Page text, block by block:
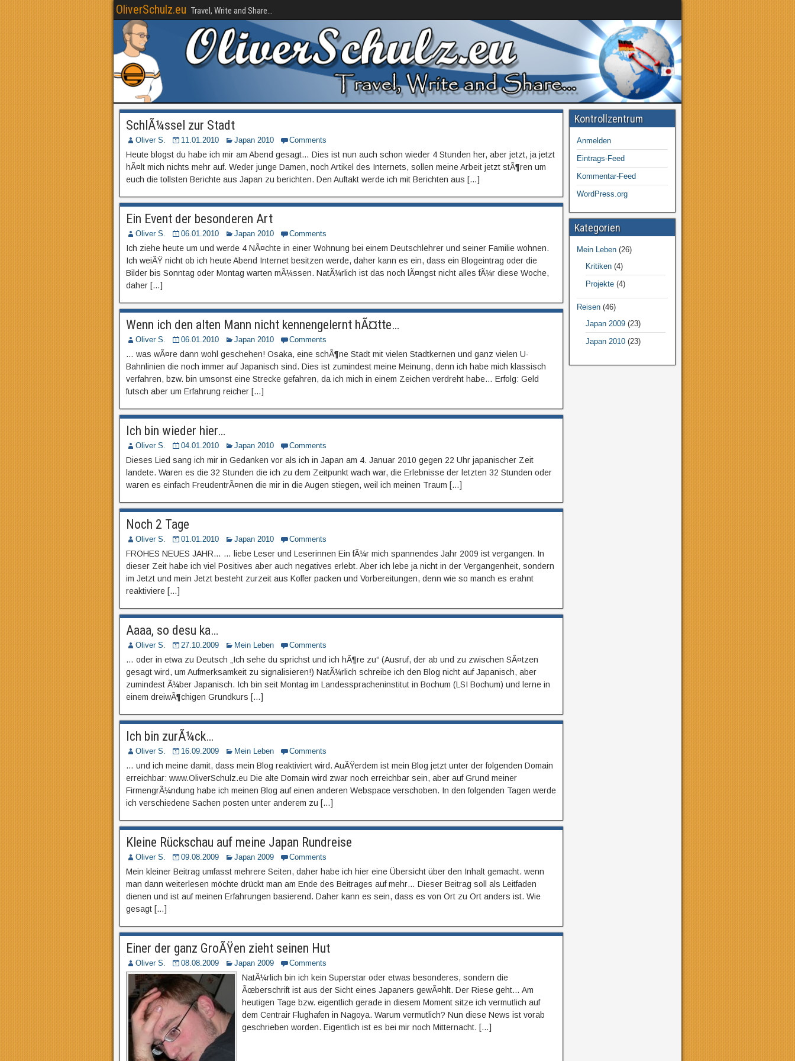
OliverSchulz.eu Travel, Write and Share...
SchlÃ¼ssel zur Stadt
Oliver S. 11.01.2010 Japan 2010 Comments
Heute blogst du habe ich mir am Abend gesagt… Dies ist nun auch schon wieder 4 Stunden her, aber jetzt, ja jetzt
hÃ¤lt mich nichts mehr auf. Weder junge Damen, noch Artikel des Internets, sollen meine Arbeit jetzt stÃ¶ren um
euch die tollsten Berichte aus Japan zu berichten. Den Auftakt werde ich mit Berichten aus […]
Ein Event der besonderen Art
Oliver S. 06.01.2010 Japan 2010 Comments
Ich ziehe heute um und werde 4 NÃ¤chte in einer Wohnung bei einem Deutschlehrer und seiner Familie wohnen.
Ich weiÃŸ nicht ob ich heute Abend Internet besitzen werde, daher kann es ein, dass ein Blogeintrag oder die
Bilder bis Sonntag oder Montag warten mÃ¼ssen. NatÃ¼rlich ist das noch lÃ¤ngst nicht alles fÃ¼r diese Woche,
daher […]
Wenn ich den alten Mann nicht kennengelernt hÃ¤tte…
Oliver S. 06.01.2010 Japan 2010 Comments
… was wÃ¤re dann wohl geschehen! Osaka, eine schÃ¶ne Stadt mit vielen Stadtkernen und ganz vielen U-
Bahnlinien die noch immer auf Japanisch sind. Dies ist zumindest meine Meinung, denn ich habe mich klassisch
verfahren, bzw. bin umsonst eine Strecke gefahren, da ich mich in einem Zeichen verdreht habe… Erfolg: Geld
futsch aber um Erfahrung reicher […]
Ich bin wieder hier…
Oliver S. 04.01.2010 Japan 2010 Comments
Dieses Lied sang ich mir in Gedanken vor als ich in Japan am 4. Januar 2010 gegen 22 Uhr japanischer Zeit
landete. Waren es die 32 Stunden die ich zu dem Zeitpunkt wach war, die Erlebnisse der letzten 32 Stunden oder
waren es einfach FreudentrÃ¤nen die mir in die Augen stiegen, weil ich meinen Traum […]
Noch 2 Tage
Oliver S. 01.01.2010 Japan 2010 Comments
FROHES NEUES JAHR… … liebe Leser und Leserinnen Ein fÃ¼r mich spannendes Jahr 2009 ist vergangen. In
dieser Zeit habe ich viel Positives aber auch negatives erlebt. Aber ich lebe ja nicht in der Vergangenheit, sondern
im Jetzt und mein Jetzt besteht zurzeit aus Koffer packen und Vorbereitungen, denn wie so manch es erahnt
reaktiviere […]
Aaaa, so desu ka…
Oliver S. 27.10.2009 Mein Leben Comments
… oder in etwa zu Deutsch „Ich sehe du sprichst und ich hÃ¶re zu“ (Ausruf, der ab und zu zwischen SÃ¤tzen
gesagt wird, um Aufmerksamkeit zu signalisieren!) NatÃ¼rlich schreibe ich den Blog nicht auf Japanisch, aber
zumindest Ã¼ber Japanisch. Ich bin seit Montag im Landesspracheninstitut in Bochum (LSI Bochum) und lerne in
einem dreiwÃ¶chigen Grundkurs […]
Ich bin zurÃ¼ck…
Oliver S. 16.09.2009 Mein Leben Comments
… und ich meine damit, dass mein Blog reaktiviert wird. AuÃŸerdem ist mein Blog jetzt unter der folgenden Domain
erreichbar: www.OliverSchulz.eu Die alte Domain wird zwar noch erreichbar sein, aber auf Grund meiner
FirmengrÃ¼ndung habe ich meinen Blog auf einen anderen Webspace verschoben. In den folgenden Tagen werde
ich verschiedene Sachen posten unter anderem zu […]
Kleine Rückschau auf meine Japan Rundreise
Oliver S. 09.08.2009 Japan 2009 Comments
Mein kleiner Beitrag umfasst mehrere Seiten, daher habe ich hier eine Übersicht über den Inhalt gemacht. wenn
man dann weiterlesen möchte drückt man am Ende des Beitrages auf mehr… Dieser Beitrag soll als Leitfaden
dienen und ist auf meinen Erfahrungen basierend. Daher kann es sein, dass es von Ort zu Ort anders ist. Wie
gesagt […]
Einer der ganz GroÃŸen zieht seinen Hut
Oliver S. 08.08.2009 Japan 2009 Comments
NatÃ¼rlich bin ich kein Superstar oder etwas besonderes, sondern die
Ãœberschrift ist aus der Sicht eines Japaners gewÃ¤hlt. Der Riese geht… Am
heutigen Tage bzw. eigentlich gerade in diesem Moment sitze ich vermutlich auf
dem Centrair Flughafen in Nagoya. Warum vermutlich? Nun diese News ist vorab
geschrieben worden. Eigentlich ist es bei mir noch Mitternacht. […]
Kontrollzentrum
Anmelden
Eintrags-Feed
Kommentar-Feed
WordPress.org
Kategorien
Mein Leben (26)
Kritiken (4)
Projekte (4)
Reisen (46)
Japan 2009 (23)
Japan 2010 (23)